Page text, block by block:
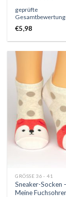
Bewertet
mit5.00
geprüfte
€5,98
GRÖSSE 36 - 41
Sneaker-Socken
Meine